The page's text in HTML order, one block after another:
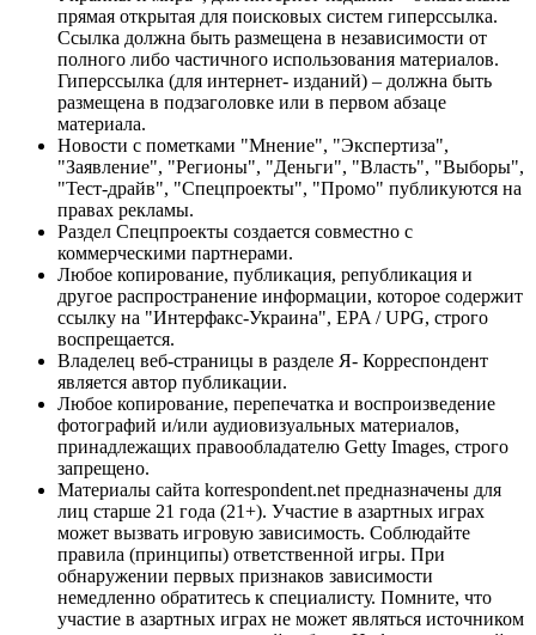
прямая открытая для поисковых систем гиперссылка.
Ссылка должна быть размещена в независимости от
полного либо частичного использования материалов.
Гиперссылка (для интернет- изданий) – должна быть
размещена в подзаголовке или в первом абзаце
материала.
Новости с пометками "Мнение", "Экспертиза",
"Заявление", "Регионы", "Деньги", "Власть", "Выборы",
"Тест-драйв", "Спецпроекты", "Промо" публикуются на
правах рекламы.
Раздел Спецпроекты создается совместно с
коммерческими партнерами.
Любое копирование, публикация, републикация и
другое распространение информации, которое содержит
ссылку на "Интерфакс-Украина", EPA / UPG, строго
воспрещается.
Владелец веб-страницы в разделе Я- Корреспондент
является автор публикации.
Любое копирование, перепечатка и воспроизведение
фотографий и/или аудиовизуальных материалов,
принадлежащих правообладателю Getty Images, строго
запрещено.
Материалы сайта korrespondent.net предназначены для
лиц старше 21 года (21+). Участие в азартных играх
может вызвать игровую зависимость. Соблюдайте
правила (принципы) ответственной игры. При
обнаружении первых признаков зависимости
немедленно обратитесь к специалисту. Помните, что
участие в азартных играх не может являться источником